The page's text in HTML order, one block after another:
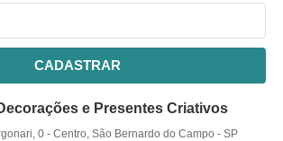
CADASTRAR
e Presentes Criativos
0 -Centro, São Bernardo do Campo -SP